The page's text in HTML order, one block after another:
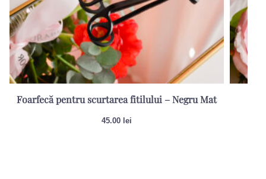
Foarfecă pentru scurtarea fitilului – Negru Mat
45.00 lei